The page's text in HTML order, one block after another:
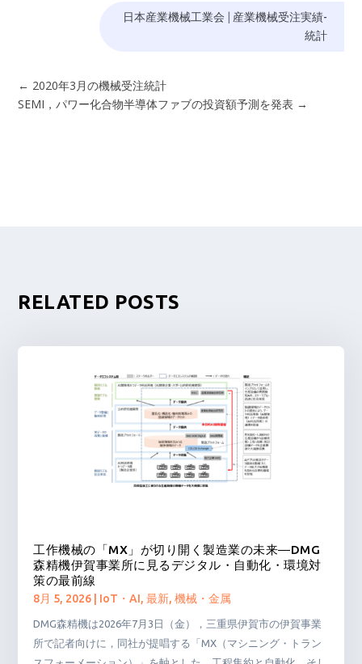
日本産業機械工業会
産業機械受注実績-
統計
← 2020年3月の機械受注統計
SEMI，パワー化合物半導体ファブの投資額予測を発表 →
RELATED POSTS
工作機械の「MX」が切り開く製造業の未来―DMG
森精機伊賀事業所に見るデジタル・自動化・環境対
策の最前線
8月 5, 2026 IoT・AI,最新,機械・金属
DMG森精機は2026年7月3日（金），三重県伊賀市の伊賀事業
所で記者向けに，同社が提唱する「MX（マシニング・トラン